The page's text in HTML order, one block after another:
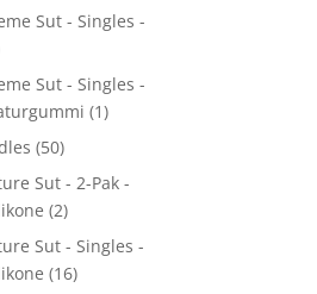
Sut - Singles -
Sut - Singles -
(1)
(50)
Sut - 2-Pak -
(2)
Sut - Singles -
(16)